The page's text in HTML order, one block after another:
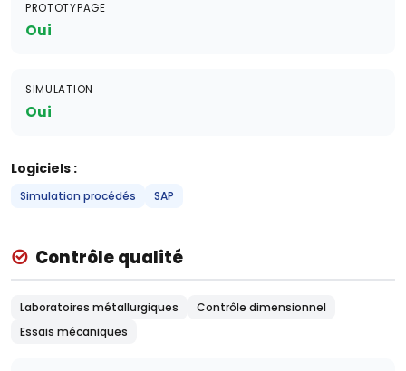
PROTOTYPAGE
Oui
SIMULATION
Oui
Logiciels :
Simulation procédés SAP
Contrôle qualité
Laboratoires métallurgiques
Contrôle dimensionnel
Essais mécaniques